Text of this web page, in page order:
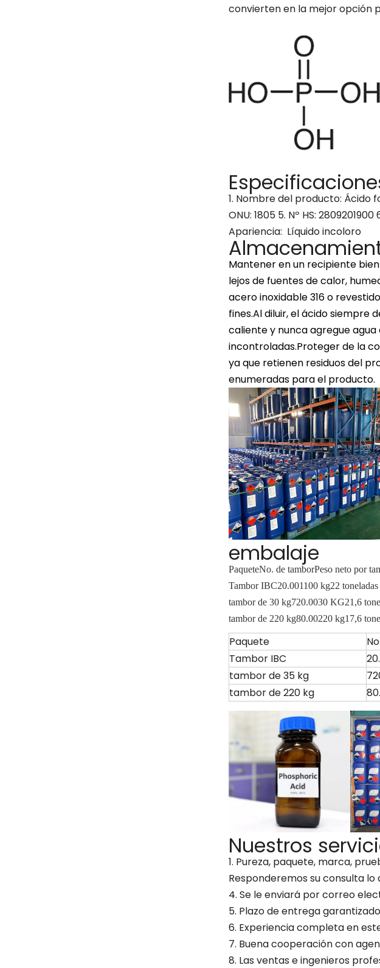
convierten en la mejor opción
1. Nombre del producto: Ácido
ONU: 1805 5. Nº HS:
Apariencia: Líquido incoloro
Mantener en un recipiente
lejos de fuentes de calor,
acero inoxidable 316 o
fines.Al diluir, el ácido siempre
caliente y nunca agregue agua
incontroladas.Proteger de la
ya que retienen residuos del
enumeradas para el producto.
embalaje
PaqueteNo. de tamborPeso neto por
Tambor IBC20.001100 kg22 toneladas
tambor de 30 kg720.0030 KG21,6
tambor de 220 kg80.00220 kg17,6
Paquete
Tambor IBC
tambor de 35 kg
tambor de 220 kg
Nuestros
1. Pureza, paquete, marca,
Responderemos su consulta
4. Se le enviará por correo
5. Plazo de entrega garantizado
6. Experiencia completa en
7. Buena cooperación con
8. Las ventas e ingenieros